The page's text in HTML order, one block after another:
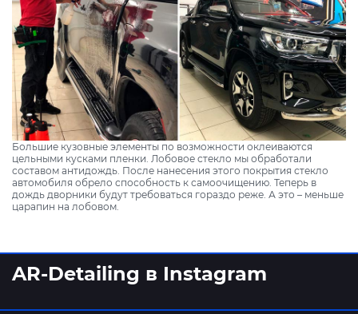
Большие кузовные элементы по возможности оклеиваются
цельными кусками пленки. Лобовое стекло мы обработали
составом антидождь. После нанесения этого покрытия стекло
автомобиля обрело способность к самоочищению. Теперь в
дождь дворники будут требоваться гораздо реже. А это – меньше
царапин на лобовом.
AR-Detailing в Instagram